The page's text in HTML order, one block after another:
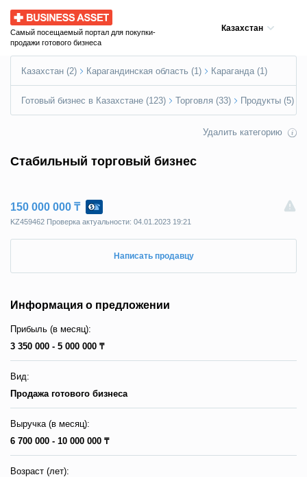
Business Asset
Самый посещаемый портал для покупки-
продажи готового бизнеса
Казахстан
Казахстан (2) Карагандинская область (1) Караганда (1)
Готовый бизнес в Казахстане (123) Торговля (33) Продукты (5)
Удалить категорию
Стабильный торговый бизнес
150 000 000 ₸
KZ459462 Пpoвepкa aктyaльнocти: 04.01.2023 19:21
Написать продавцу
Информация о предложении
Прибыль (в месяц):
3 350 000 - 5 000 000 ₸
Вид:
Продажа готового бизнеса
Выручка (в месяц):
6 700 000 - 10 000 000 ₸
Возраст (лет):